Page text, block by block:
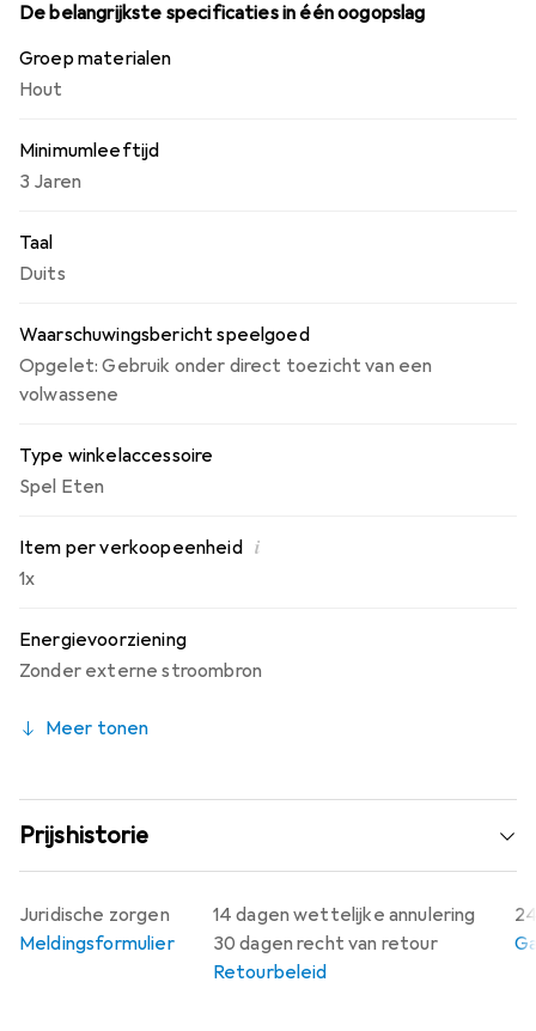
De belangrijkste specificaties in één oogopslag
Groep materialen
Hout
Minimumleeftijd
3 Jaren
Taal
Duits
Waarschuwingsbericht speelgoed
Opgelet: Gebruik onder direct toezicht van een
volwassene
Type winkelaccessoire
Spel Eten
Item per verkoopeenheid i
1x
Energievoorziening
Zonder externe stroombron
Meer tonen
Prijshistorie
14 dagen wettelijke annulering
30 dagen recht van retour
Retourbeleid
Juridische zorgen
Meldingsformulier